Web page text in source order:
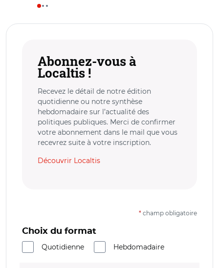
Abonnez-vous à
Localtis !
Recevez le détail de notre édition
quotidienne ou notre synthèse
hebdomadaire sur l’actualité des
politiques publiques. Merci de confirmer
votre abonnement dans le mail que vous
recevrez suite à votre inscription.
Découvrir Localtis
* champ obligatoire
Choix du format
Quotidienne
Hebdomadaire